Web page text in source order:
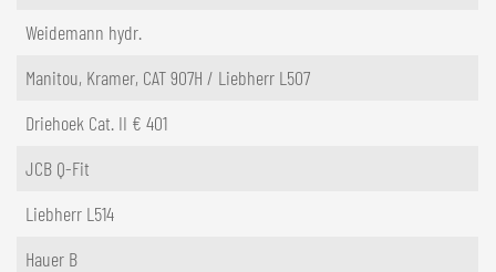
Weidemann hydr.
Manitou, Kramer, CAT 907H / Liebherr L507
Driehoek Cat. II € 401
JCB Q-Fit
Liebherr L514
Hauer B